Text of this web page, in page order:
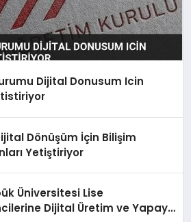
Dijital Donusum Icin
Dönüşüm İçin Bilişim
Yetiştiriyor
Üniversitesi Lise
Dijital Üretim ve Yapay